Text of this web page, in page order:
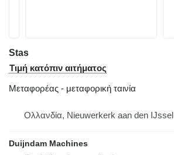
Stas
Τιμή κατόπιν αιτήματος
Μεταφορέας - μεταφορική ταινία
Ολλανδία, Nieuwerkerk aan den IJssel
Duijndam Machines